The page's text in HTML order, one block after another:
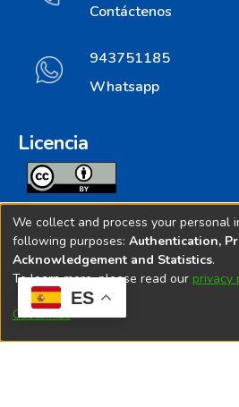
ES
Contáctenos
943751185
Whatsapp
Licencia
Todos los contenidos de
licenciados bajo
Creative Commoms License
© 2025. Instituto Nacional de
We collect and process your personal
following purposes: Authentication,
Acknowledgement and Statistics.
To learn more, please read our privacy
Customize